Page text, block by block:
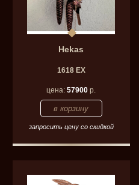
Hekas
1618 EX
цена:57900 р.
запросить цену со скидкой